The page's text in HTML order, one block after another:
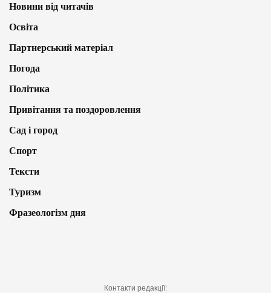
Новини від читачів
Освіта
Партнерський матеріал
Погода
Політика
Привітання та поздоровлення
Сад і город
Спорт
Тексти
Туризм
Фразеологізм дня
Контакти редакції: